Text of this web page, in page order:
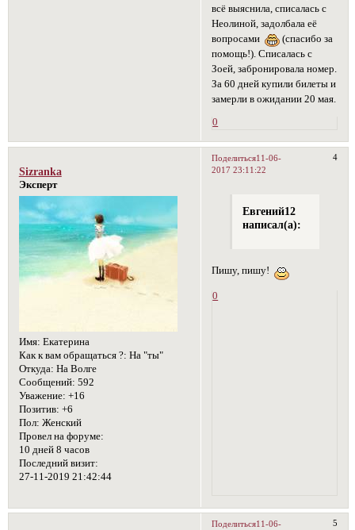
всё выяснила, списалась с
Неолиной, задолбала её
вопросами
(спасибо за
помощь!). Списалась с
Зоей, забронировала номер.
За 60 дней купили билеты и
замерли в ожидании 20 мая.
0
Поделиться 4
11-06-
2017 23:11:22
Sizranka
Эксперт
Имя: Екатерина
Как к вам обращаться ?: На "ты"
Откуда: На Волге
Сообщений: 592
Уважение: +16
Позитив: +6
Пол: Женский
Провел на форуме:
10 дней 8 часов
Последний визит:
27-11-2019 21:42:44
Евгений12
написал(а):
Пишу, пишу!
0
Поделиться 5
11-06-